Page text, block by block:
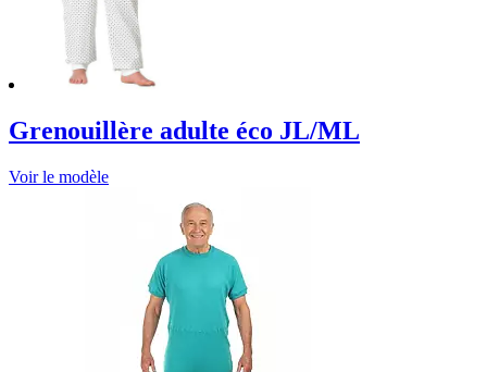
Grenouillère adulte éco JL/ML
Voir le modèle